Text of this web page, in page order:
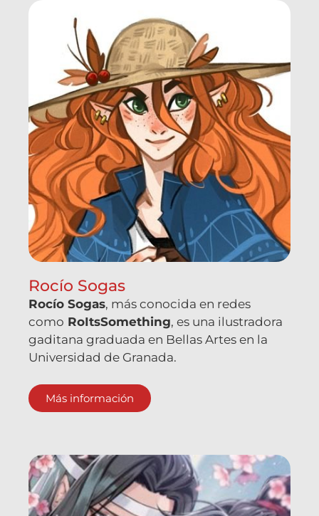
Rocío Sogas
Rocío Sogas, más conocida en redes
como RoItsSomething, es una ilustradora
gaditana graduada en Bellas Artes en la
Universidad de Granada.
Más información